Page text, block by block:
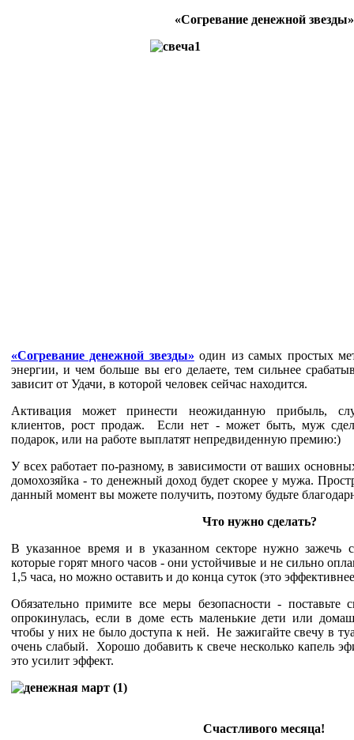
«Согревание денежной звезды»
«Согревание денежной звезды» один из самых простых
энергии, и чем больше вы его делаете, тем сильнее
зависит от Удачи, в которой человек сейчас находится.
Активация может принести неожиданную прибыль,
клиентов, рост продаж. Если нет - может быть, муж
подарок, или на работе выплатят непредвиденную премию:)
У всех работает по-разному, в зависимости от ваших
домохозяйка - то денежный доход будет скорее у мужа.
данный момент вы можете получить, поэтому будьте
Что нужно сделать?
В указанное время и в указанном секторе нужно зажечь
которые горят много часов - они устойчивые и не сильно
1,5 часа, но можно оставить и до конца суток (это
Обязательно примите все меры безопасности -
опрокинулась, если в доме есть маленькие дети или
чтобы у них не было доступа к ней. Не зажигайте свечу в
очень слабый. Хорошо добавить к свече несколько капель
это усилит эффект.
Счастливого месяца!